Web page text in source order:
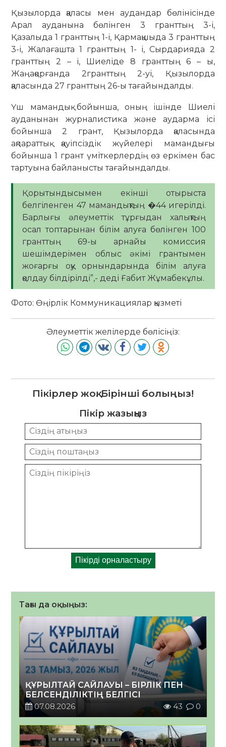
Қызылорда қаласы мен аудандар бөлінісінде
Арал ауданына бөлінген 3 гранттың 3-і,
Қазалыда 1 гранттың 1-і, Қармақшыда 3 гранттың
3-і, Жалағашта 1 гранттың 1- і, Сырдарияда 2
гранттың 2 – і, Шиеліде 8 гранттың 6 – ы,
Жаңақорғанда 2гранттың 2-уі, Қызылорда
қаласында 27 гранттың 26-ы тағайындалды.
Үш мамандық бойынша, оның ішінде Шиелі
ауданынан журналистика және аударма ісі
бойынша 2 грант, Қызылорда қаласында
ақпараттық қауіпсіздік жүйелері мамандығы
бойынша 1 грант үміткерлердің өз еркімен бас
тартуына байланысты тағайындалды.
Қорытындысымен екінші отырыста
белгіленген 47 мамандықтың �44 игерілді.
Барлығы әлеуметтік тұрғыдан халықтың
осал топтарынан білім алуға бөлінген 100
гранттың 69-ы арнайы комиссия
шешімдерімен облыс әкімі грантымен
жоғарғы оқу орнындарында білім алуға
қолдау білдірілді”,- деді Ғабит Жұмабекұлы.
Фото: Өңірлік Коммуникациялар қызметі
Әлеуметтік желілерде бөлісіңіз:
Пікірлер жоқ. Бірінші болыңыз!
Пікір жазыңыз
Тағы да оқыңыз:
ҚҰРЫЛТАЙ САЙЛАУЫ – БІРЛІК ПЕН
БЕЛСЕНДІЛІКТІҢ БЕЛГІСІ
07.08.2026
43 0